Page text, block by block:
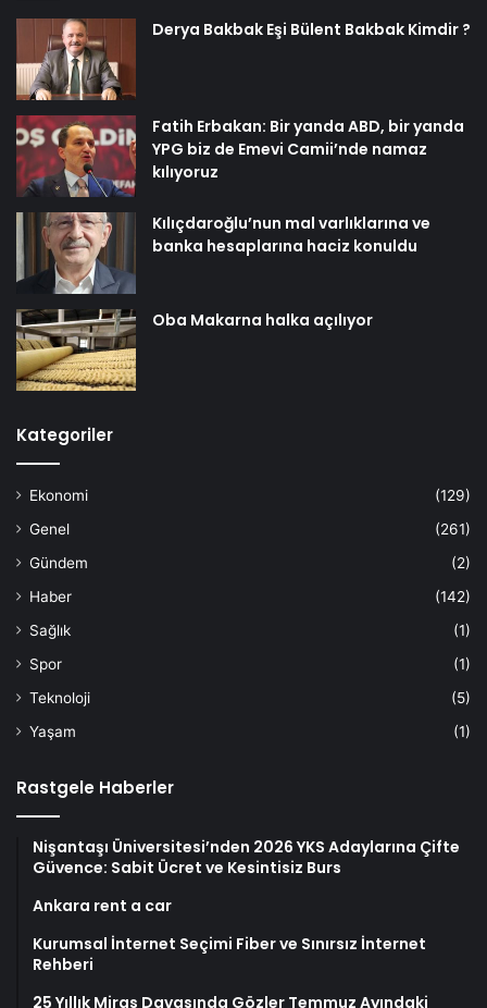
Derya Bakbak Eşi Bülent Bakbak Kimdir ?
Fatih Erbakan: Bir yanda ABD, bir yanda
YPG biz de Emevi Camii’nde namaz
kılıyoruz
Kılıçdaroğlu’nun mal varlıklarına ve
banka hesaplarına haciz konuldu
Oba Makarna halka açılıyor
Kategoriler
Ekonomi
(129)
Genel
(261)
Gündem
(2)
Haber
(142)
Sağlık
(1)
Spor
(1)
Teknoloji
(5)
Yaşam
(1)
Rastgele Haberler
Nişantaşı Üniversitesi’nden 2026 YKS Adaylarına Çifte
Güvence: Sabit Ücret ve Kesintisiz Burs
Ankara rent a car
Kurumsal İnternet Seçimi Fiber ve Sınırsız İnternet
Rehberi
25 Yıllık Miras Davasında Gözler Temmuz Ayındaki